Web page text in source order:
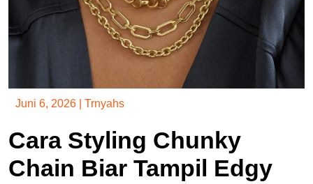
Juni 6, 2026 Trnyahs
Cara Styling Chunky
Chain Biar Tampil Edgy